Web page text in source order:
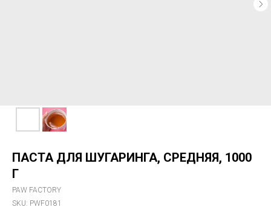
ПАСТА ДЛЯ ШУГАРИНГА, СРЕДНЯЯ, 1000
Г
PAW FACTORY
SKU: PWF0181